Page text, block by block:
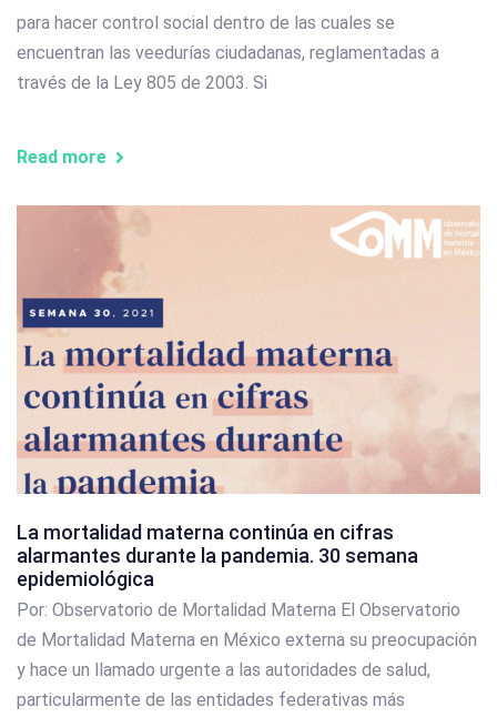
para hacer control social dentro de las cuales se
encuentran las veedurías ciudadanas, reglamentadas a
través de la Ley 805 de 2003. Si
Read more
La mortalidad materna continúa en cifras
alarmantes durante la pandemia. 30 semana
epidemiológica
Por: Observatorio de Mortalidad Materna El Observatorio
de Mortalidad Materna en México externa su preocupación
y hace un llamado urgente a las autoridades de salud,
particularmente de las entidades federativas más